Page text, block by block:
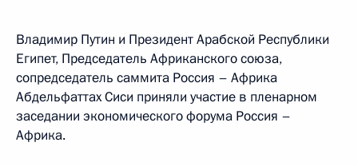
Владимир Путин и Президент Арабской Республики
Египет, Председатель Африканского союза,
сопредседатель саммита Россия – Африка
Абдельфаттах Сиси приняли участие в пленарном
заседании экономического форума Россия –
Африка.